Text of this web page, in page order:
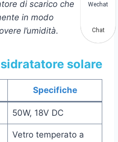
di scarico che
in modo
l’umidità.
solare
Specifiche
50W, 18V DC
Vetro temperato a
Wechat
Chat